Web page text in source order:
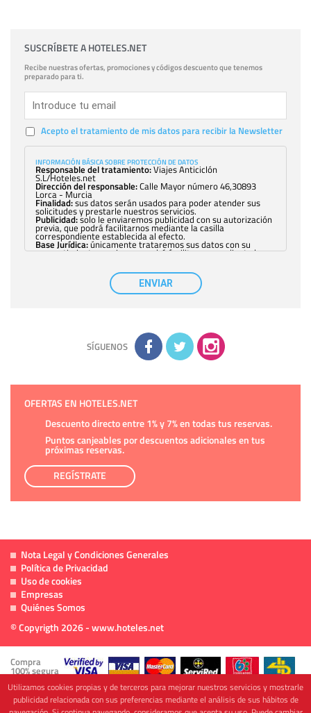
SUSCRÍBETE A HOTELES.NET
Recibe nuestras ofertas, promociones y códigos descuento que tenemos
preparado para ti.
Acepto el tratamiento de mis datos para recibir la Newsletter
INFORMACIÓN BÁSICA SOBRE PROTECCIÓN DE DATOS
Responsable del tratamiento:Viajes Anticiclón
S.L/Hoteles.net
Dirección del responsable:Calle Mayor número 46,30893
Lorca - Murcia
Finalidad:sus datos serán usados para poder atender sus
solicitudes y prestarle nuestros servicios.
Publicidad:solo le enviaremos publicidad con su autorización
previa, que podrá facilitarnos mediante la casilla
correspondiente establecida al efecto.
Base Jurídica:únicamente trataremos sus datos con su
consentimiento previo, que podrá facilitarnos mediante la
con carácter general, sólo el personal de
nuestra entidad que esté debidamente autorizado podrá
tener conocimiento de la información que le pedimos. No se
comunicarán datos a terceros.
adicional y detallada sobre cómo tratamos sus datos en la
política de privacidad
ENVIAR
SÍGUENOS
OFERTAS EN HOTELES.NET
Descuento directo entre 1% y 7% en todas tus reservas.
Puntos canjeables por descuentos adicionales en tus
próximas reservas.
REGÍSTRATE
Nota Legal y Condiciones Generales
Política de Privacidad
Uso de cookies
Empresas
Quiénes Somos
© Copyrigth 2026 - www.hoteles.net
Compra
100% segura
Utilizamos cookies propias y de terceros para mejorar nuestros servicios y mostrarle
publicidad relacionada con sus preferencias mediante el análisis de sus hábitos de